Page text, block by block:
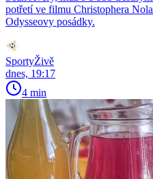
potřetí ve filmu Christophera
Odysseovy posádky.
SportyŽivě
dnes, 19:17
4 min